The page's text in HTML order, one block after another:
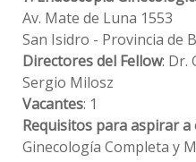
Av. Mate de Luna 1553
San Isidro - Provincia de
Directores del Fellow: Dr.
Sergio Milosz
Vacantes: 1
Requisitos para aspirar
Ginecología Completa y